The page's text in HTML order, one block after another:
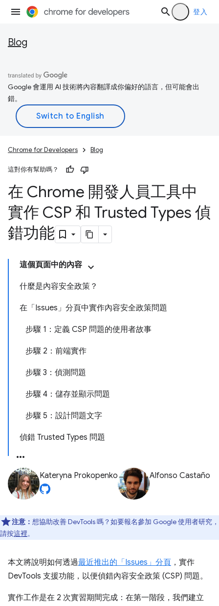
登入
Blog
Google 會運用 AI 技術將內容翻譯成你偏好的語言，但可能會出
錯。
Chrome for Developers Blog
這對你有幫助嗎？
在 Chrome 開發人員工具中
實作 CSP 和 Trusted Types 偵
錯功能
這個頁面中的內容
什麼是內容安全政策？
在「Issues」分頁中實作內容安全政策問題
步驟 1：定義 CSP 問題的使用者故事
步驟 2：前端實作
步驟 3：偵測問題
步驟 4：儲存並顯示問題
步驟 5：設計問題文字
偵錯 Trusted Types 問題
Kateryna Prokopenko Alfonso Castaño
注意： 想協助改善 DevTools 嗎？如要報名參加 Google 使用者研究，
請按這裡。
本文將說明如何透過最近推出的「Issues」 分頁 ，實作
DevTools 支援功能，以便偵錯內容安全政策 (CSP) 問題。
實作工作是在 2 次實習期間完成：在第一階段，我們建立